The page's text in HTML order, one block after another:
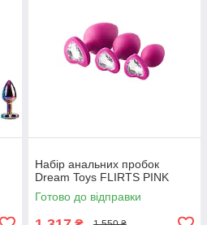
Набір анальних пробок
Dream Toys FLIRTS PINK
Готово до відправки